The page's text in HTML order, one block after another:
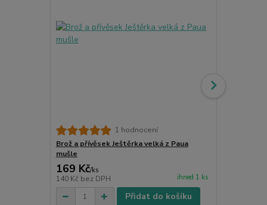
1 hodnocení
Brož a přívěsek Ještěrka velká z Paua
mušle
169 Kč/ks
140 Kč bez DPH ihned 1 ks
Přidat do košíku